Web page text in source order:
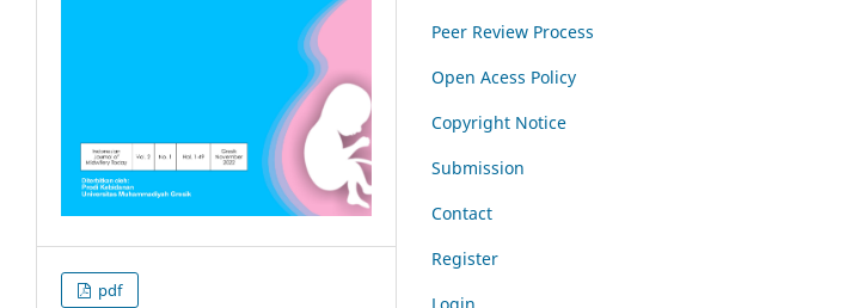
pdf
Peer Review Process
Open Acess Policy
Copyright Notice
Submission
Contact
Register